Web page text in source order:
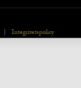
| Integritetspolicy